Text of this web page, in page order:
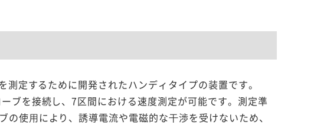
定するために開発されたハンディタイプの装置です。
ブを接続し、7区間における速度測定が可能です。測定準
使⽤により、誘導電流や電磁的な⼲渉を受けないため、